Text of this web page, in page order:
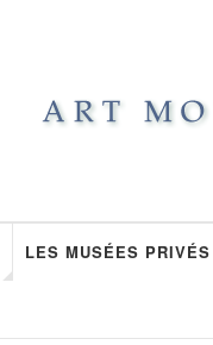
LES MUSÉES PRIVÉS